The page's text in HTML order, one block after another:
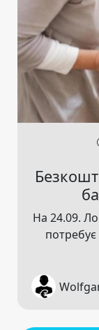
На 24.09.
потребує